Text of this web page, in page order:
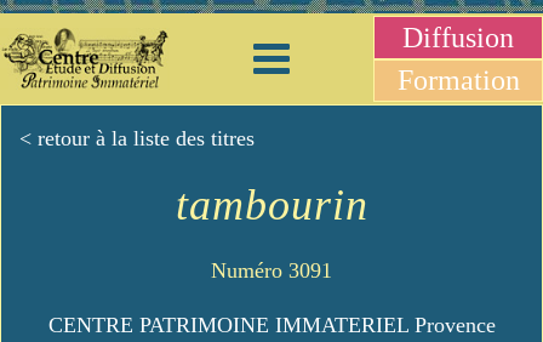
Diffusion
Formation
< retour à la liste des titres
tambourin
Numéro 3091
CENTRE PATRIMOINE IMMATERIEL Provence